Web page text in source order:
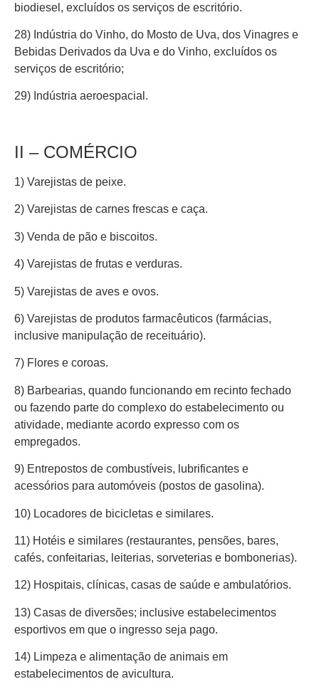
biodiesel, excluídos os serviços de escritório.
28) Indústria do Vinho, do Mosto de Uva, dos Vinagres e
Bebidas Derivados da Uva e do Vinho, excluídos os
serviços de escritório;
29) Indústria aeroespacial.
II – COMÉRCIO
1) Varejistas de peixe.
2) Varejistas de carnes frescas e caça.
3) Venda de pão e biscoitos.
4) Varejistas de frutas e verduras.
5) Varejistas de aves e ovos.
6) Varejistas de produtos farmacêuticos (farmácias,
inclusive manipulação de receituário).
7) Flores e coroas.
8) Barbearias, quando funcionando em recinto fechado
ou fazendo parte do complexo do estabelecimento ou
atividade, mediante acordo expresso com os
empregados.
9) Entrepostos de combustíveis, lubrificantes e
acessórios para automóveis (postos de gasolina).
10) Locadores de bicicletas e similares.
11) Hotéis e similares (restaurantes, pensões, bares,
cafés, confeitarias, leiterias, sorveterias e bombonerias).
12) Hospitais, clínicas, casas de saúde e ambulatórios.
13) Casas de diversões; inclusive estabelecimentos
esportivos em que o ingresso seja pago.
14) Limpeza e alimentação de animais em
estabelecimentos de avicultura.